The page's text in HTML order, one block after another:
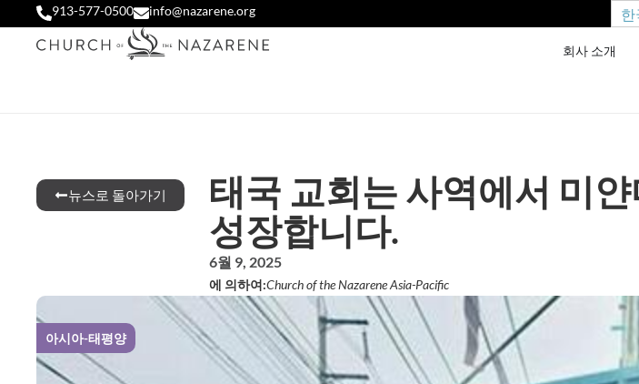
913-577-0500 info@nazarene.org 한
회사 소개
뉴스로 돌아가기
태국 교회는 사역에서 미
성장합니다.
6월 9, 2025
에 의하여:Church of the Nazarene Asia-Pacific
아시아-태평양